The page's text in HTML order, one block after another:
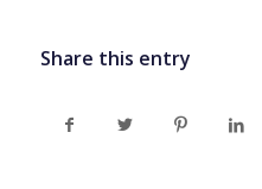
Share this entry